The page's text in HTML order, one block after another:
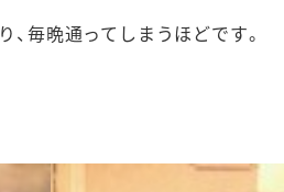
毎晩通ってしまうほどです。